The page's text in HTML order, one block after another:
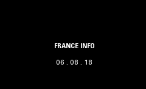
FRANCE INFO
06 . 08 . 18